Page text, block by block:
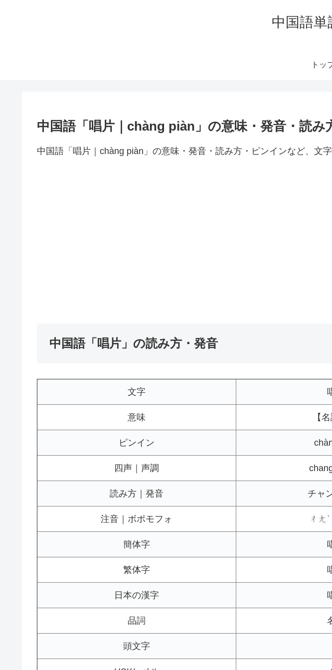
中国語単
トッ
中国語「唱片｜chàng piàn」の意味・発音・読み
中国語「唱片｜chàng piàn」の意味・発音・読み方・ピンインなど、文
中国語「唱片」の読み方・発音
文字
意味 【
ピンイン
四声｜声調
読み方｜発音 チャ
注音｜ボポモフォ ㄔㄤ
簡体字
繁体字
日本の漢字
品詞
頭文字